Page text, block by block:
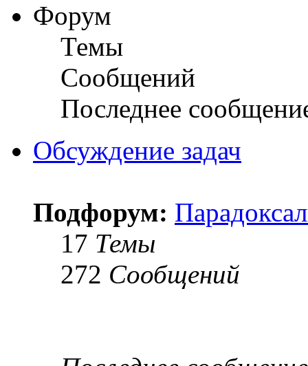
Форум
Темы
Сообщений
Последнее
Обсуждение задач
Подфорум:
17 Темы
272 Сообщений